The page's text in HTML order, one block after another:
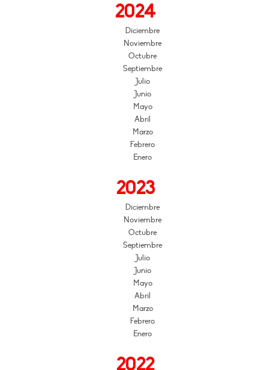
2024
Diciembre
Noviembre
Octubre
Septiembre
Julio
Junio
Mayo
Abril
Marzo
Febrero
Enero
2023
Diciembre
Noviembre
Octubre
Septiembre
Julio
Junio
Mayo
Abril
Marzo
Febrero
Enero
2022